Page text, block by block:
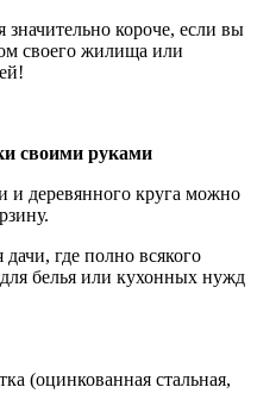
короче, если вы
своего жилища или
своими руками
и деревянного круга можно
где полно всякого
белья или кухонных нужд
(оцинкованная стальная,